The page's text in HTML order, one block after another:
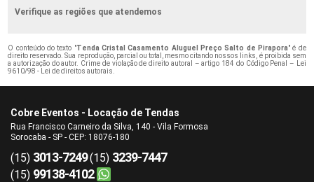
Verifique as regiões que atendemos
O conteúdo do texto "Tenda Cristal Casamento Aluguel Preço Salto de Pirapora" é de
direito reservado. Sua reprodução, parcial ou total, mesmo citando nossos links, é proibida sem
a autorização do autor. Crime de violação de direito autoral – artigo 184 do Código Penal –
Lei
9610/98 - Lei de direitos autorais
Cobre Eventos - Locação de Tendas
Rua Francisco Carneiro da Silva, 140 - Vila Formosa
Sorocaba - SP - CEP: 18076-180
(15) 3013-7249(15) 3239-7447
(15) 99138-4102